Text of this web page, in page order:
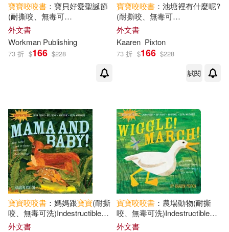
寶寶咬咬書 ：寶貝好愛聖誕節
(耐撕咬、無毒可
洗)Indestructibles Baby Loves
Christmas
外文書
Workman Publishing
73 折 $166 $228
寶寶咬咬書 ：池塘裡有什麼呢?
(耐撕咬、無毒可
洗)Indestructibles: Plip, Plop,
Pond!
外文書
Kaaren Pixton
73 折 $166 $228
試閱
寶寶咬咬書 ：媽媽跟寶寶(耐撕
咬、無毒可洗)Indestructibles:
Mama and Baby!
外文書
寶寶咬咬書 ：農場動物(耐撕
咬、無毒可洗)Indestructibles:
Wiggle! March!
外文書